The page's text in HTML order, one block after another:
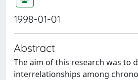
1998-01-01
Abstract
The aim of this research was to
interrelationships among